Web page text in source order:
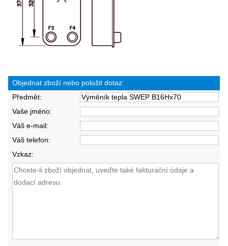
Objednat zboží nebo položit dotaz:
Předmět:
Vaše jméno:
Váš e-mail:
Váš telefon:
Vzkaz: